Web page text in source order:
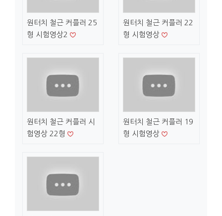
원터치 철근 커플러 25
형 시험영상2
원터치 철근 커플러 22
형 시험영상
원터치 철근 커플러 시
험영상 22형
원터치 철근 커플러 19
형 시험영상